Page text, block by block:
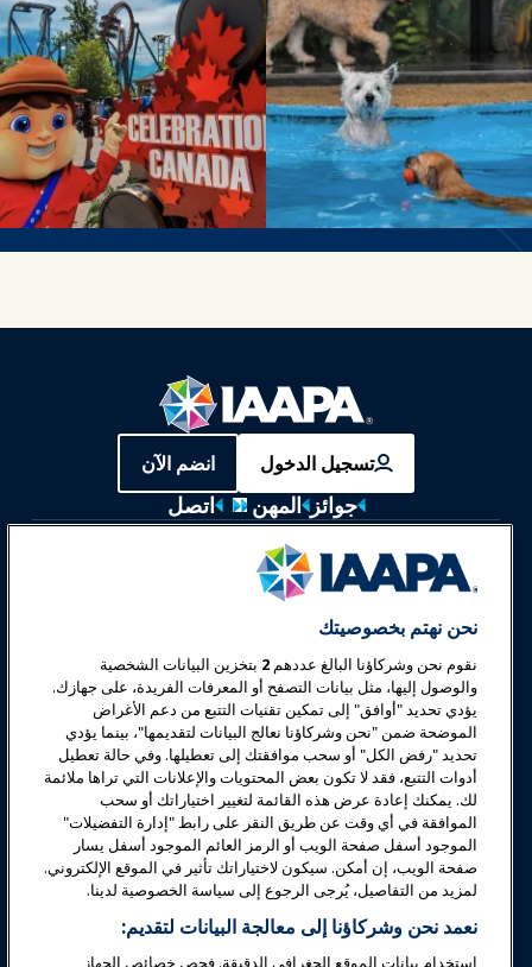
تسجيل الدخول انضم الآن
جوائز المهن
اتصل
معارض وفعاليات
أخبار وعالم المرح
تعليم
السلامة والأمان
الدعوة
البحوث والتقارير
حول IAAPA
نحن نهتم بخصوصيتك
نقوم نحن وشركاؤنا البالغ عددهم 2 بتخزين البيانات الشخصية
والوصول إليها، مثل بيانات التصفح أو المعرفات الفريدة، على جهازك.
يؤدي تحديد "أوافق" إلى تمكين تقنيات التتبع من دعم الأغراض
الموضحة ضمن "نحن وشركاؤنا نعالج البيانات لتقديمها"، بينما يؤدي
تحديد "رفض الكل" أو سحب موافقتك إلى تعطيلها. وفي حالة تعطيل
أدوات التتبع، فقد لا تكون بعض المحتويات والإعلانات التي تراها ملائمة
لك. يمكنك إعادة عرض هذه القائمة لتغيير اختياراتك أو سحب
الموافقة في أي وقت عن طريق النقر على رابط "إدارة التفضيلات"
الموجود أسفل صفحة الويب أو الرمز العائم الموجود أسفل يسار
صفحة الويب، إن أمكن. سيكون لاختياراتك تأثير في الموقع الإلكتروني.
لمزيد من التفاصيل، يُرجى الرجوع إلى سياسة الخصوصية لدينا.
نعمد نحن وشركاؤنا إلى معالجة البيانات لتقديم:
استخدام بيانات الموقع الجغرافي الدقيقة. فحص خصائص الجهاز